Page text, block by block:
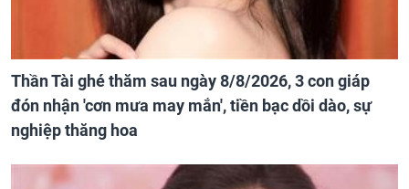
Thần Tài ghé thăm sau ngày 8/8/2026, 3 con giáp
đón nhận 'cơn mưa may mắn', tiền bạc dồi dào, sự
nghiệp thăng hoa